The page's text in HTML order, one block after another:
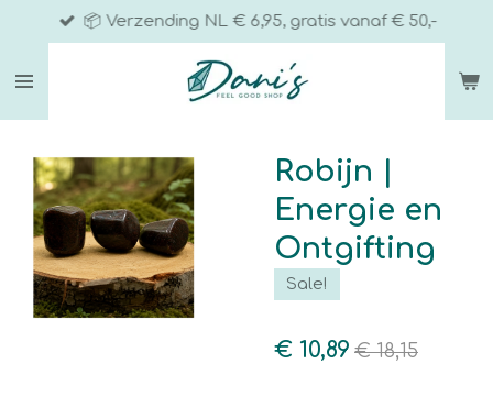
direct
naar
📦 Verzending NL € 6,95, gratis vanaf € 50,-
Robijn |
Energie en
Ontgifting
Sale!
€ 10,89 € 18,15